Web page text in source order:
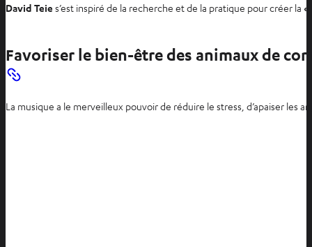
r
David Teie s’est inspiré de la recherche et de la pratique pour créer la «
Favoriser le bien-être des animaux de
La musique a le merveilleux pouvoir de réduire le stress, d’apaiser les